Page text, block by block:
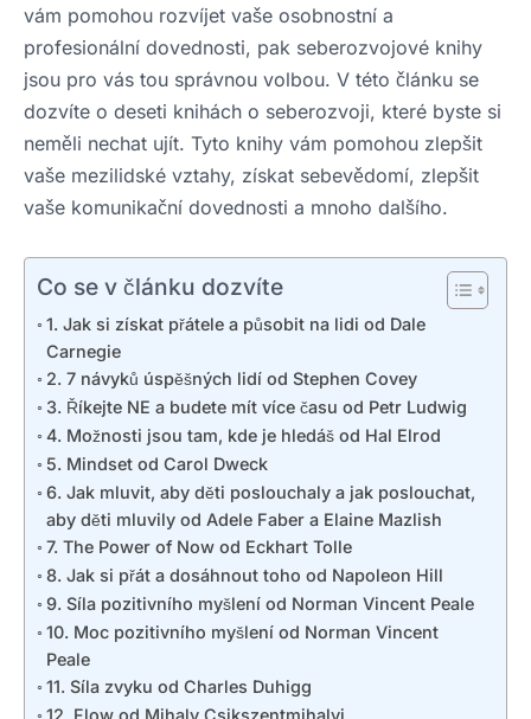
vám pomohou rozvíjet vaše osobnostní a
profesionální dovednosti, pak seberozvojové knihy
jsou pro vás tou správnou volbou. V této článku se
dozvíte o deseti knihách o seberozvoji, které byste si
neměli nechat ujít. Tyto knihy vám pomohou zlepšit
vaše mezilidské vztahy, získat sebevědomí, zlepšit
vaše komunikační dovednosti a mnoho dalšího.
Co se v článku dozvíte
1. Jak si získat přátele a působit na lidi od Dale
Carnegie
2. 7 návyků úspěšných lidí od Stephen Covey
3. Říkejte NE a budete mít více času od Petr Ludwig
4. Možnosti jsou tam, kde je hledáš od Hal Elrod
5. Mindset od Carol Dweck
6. Jak mluvit, aby děti poslouchaly a jak poslouchat,
aby děti mluvily od Adele Faber a Elaine Mazlish
7. The Power of Now od Eckhart Tolle
8. Jak si přát a dosáhnout toho od Napoleon Hill
9. Síla pozitivního myšlení od Norman Vincent Peale
10. Moc pozitivního myšlení od Norman Vincent
Peale
11. Síla zvyku od Charles Duhigg
12. Flow od Mihaly Csikszentmihalyi